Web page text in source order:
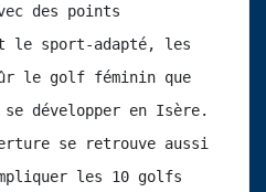
des points
le sport-adapté, les
le golf féminin que
développer en Isère.
se retrouve aussi
les 10 golfs